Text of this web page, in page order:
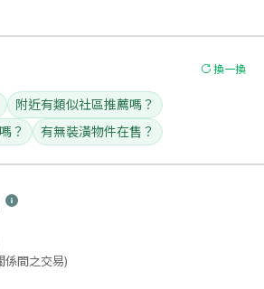
換一換
附近有類似社區推薦嗎？
？
有無裝潢物件在售？
係間之交易)